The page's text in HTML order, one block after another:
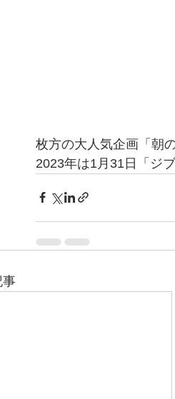
枚方の大人気企画「朝
2023年は1月31日「ジ
事